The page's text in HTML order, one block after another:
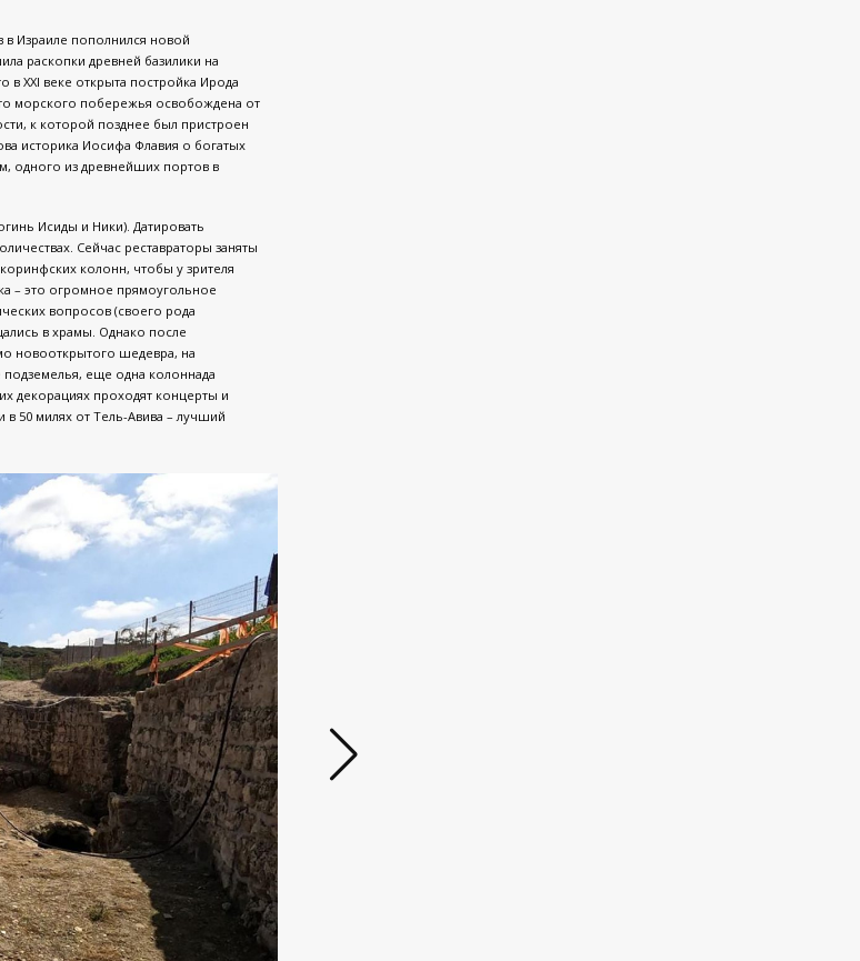
в Израиле пополнился новой
раскопки древней базилики на
ХХI веке открыта постройка Ирода
морского побережья освобождена от
к которой позднее был пристроен
историка Иосифа Флавия о богатых
одного из древнейших портов в
Исиды и Ники). Датировать
Сейчас реставраторы заняты
колонн, чтобы у зрителя
– это огромное прямоугольное
вопросов (своего рода
в храмы. Однако после
новооткрытого шедевра, на
еще одна колоннада
декорациях проходят концерты и
50 милях от Тель-Авива – лучший